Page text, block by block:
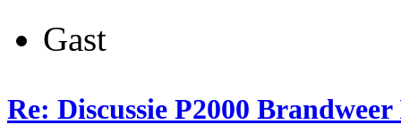
Gast
Re: Discussie P2000